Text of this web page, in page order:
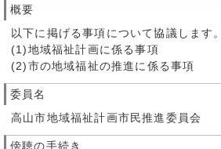
概要
以下に掲げる事項について協議します。
(1)地域福祉計画に係る事項
(2)市の地域福祉の推進に係る事項
委員名
高山市地域福祉計画市民推進委員会
傍聴の手続き